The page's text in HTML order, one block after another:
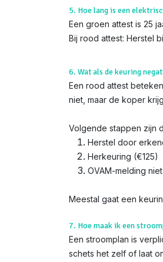
5. Hoe lang is een
Een groen attest is 25
Bij rood attest: Herstel
6. Wat als de keuring
Een rood attest
niet, maar de koper
Volgende stappen zijn
Herstel door
Herkeuring (€125)
OVAM-melding
Meestal gaat een
7. Hoe maak ik een
Een stroomplan is
schets het zelf of laat